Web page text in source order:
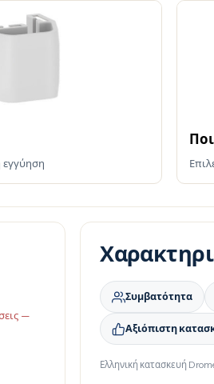
εγγύηση
—
Συμβατότητα
Αξιόπιστη
Ελληνική κατασκευή